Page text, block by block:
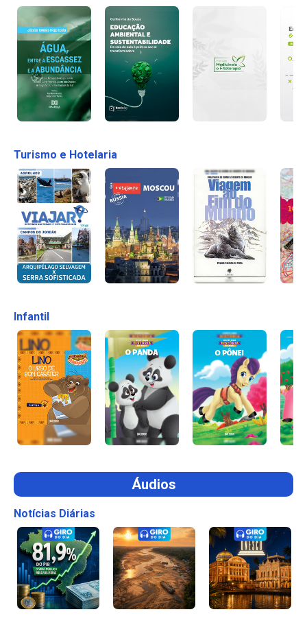
Turismo e Hotelaria
Infantil
Áudios
Notícias Diárias